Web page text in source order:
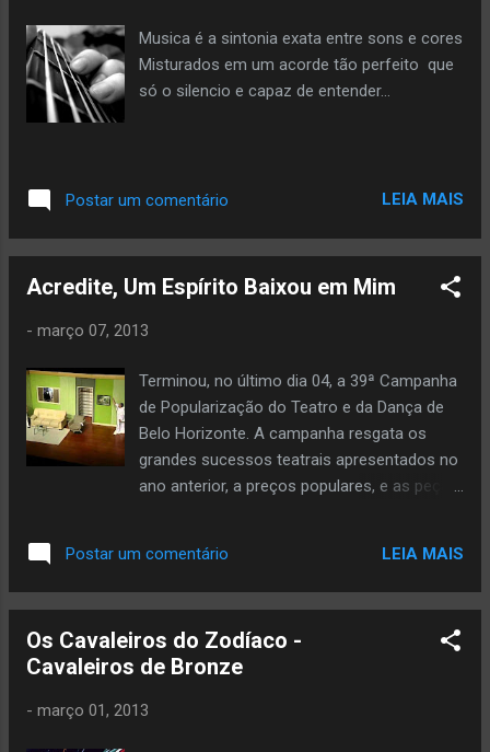
Musica é a sintonia exata entre sons e cores
Misturados em um acorde tão perfeito que
só o silencio e capaz de entender...
Postar um comentário LEIA MAIS
Acredite, Um Espírito Baixou em Mim
- março 07, 2013
Terminou, no último dia 04, a 39ª Campanha
de Popularização do Teatro e da Dança de
Belo Horizonte. A campanha resgata os
grandes sucessos teatrais apresentados no
ano anterior, a preços populares, e as peças
diversidade de gêneros e estilos.O evento
faz parte do roteiro cultural de Belo
preços populares movimenta milhares de
pessoas em nove semanas do
pessoas participaram da Campanha.Uma
Postar um comentário LEIA MAIS
Os Cavaleiros do Zodíaco -
Cavaleiros de Bronze
- março 01, 2013